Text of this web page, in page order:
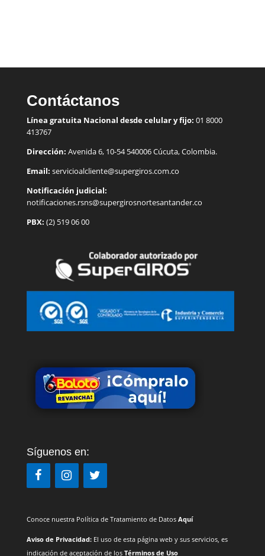
Contáctanos
Línea gratuita Nacional desde celular y fijo: 01 8000
413767
Dirección: Avenida 6, 10-54 540006 Cúcuta, Colombia.
Email: servicioalcliente@supergiros.com.co
Notificación judicial:
notificaciones.rsns@supergirosnortesantander.co
PBX: (2) 519 06 00
Síguenos en:
Conoce nuestra Política de Tratamiento de Datos Aquí
Aviso de Privacidad: El uso de esta página web y sus servicios, es
indicación de aceptación de los Términos de Uso